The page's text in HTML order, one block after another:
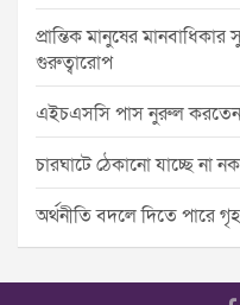
প্রান্তিক মানুষের
গুরুত্বারোপ
এইচএসসি পাস নুরুল করতেন
চারঘাটে ঠেকানো যাচ্ছে না
অর্থনীতি বদলে দিতে পারে